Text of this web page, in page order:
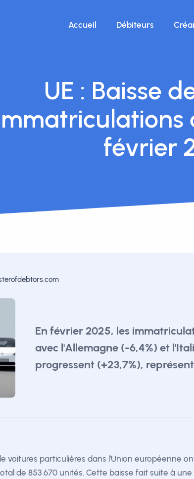
Accueil Débiteurs
UE : Baisse
février
En février 2025, les
avec l'Allemagne (-6,4%) et
progressent (+23,7%),
voitures particulières dans l'Union européenne
de 853 670 unités. Cette baisse fait suite à